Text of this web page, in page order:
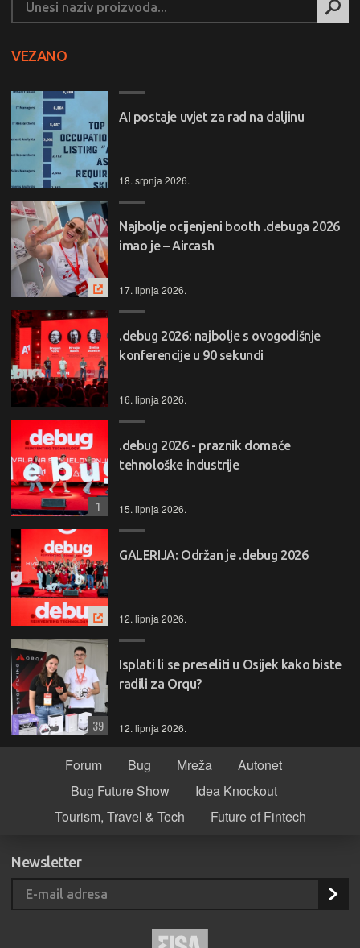
VEZANO
AI postaje uvjet za rad na daljinu
18. srpnja 2026.
Najbolje ocijenjeni booth .debuga 2026
imao je – Aircash
17. lipnja 2026.
.debug 2026: najbolje s ovogodišnje
konferencije u 90 sekundi
16. lipnja 2026.
.debug 2026 - praznik domaće
tehnološke industrije
15. lipnja 2026.
1
GALERIJA: Održan je .debug 2026
12. lipnja 2026.
Isplati li se preseliti u Osijek kako biste
radili za Orqu?
12. lipnja 2026.
39
Forum Bug Mreža
Autonet
Bug Future Show
Idea Knockout
Tourism, Travel & Tech
Future of Fintech
Newsletter